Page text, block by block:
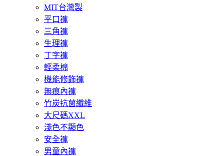
MIT台灣製
平口褲
三角褲
生理褲
丁字褲
輕柔棉
機能修飾褲
無痕內褲
竹炭抗菌纖維
大尺碼XXL
淺色不顯色
安全褲
男童內褲